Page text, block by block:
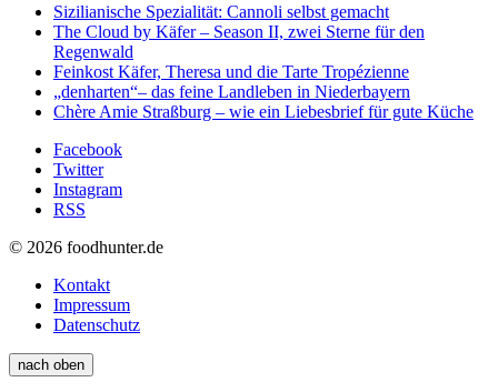
Sizilianische Spezialität: Cannoli selbst gemacht
The Cloud by Käfer – Season II, zwei Sterne für den
Regenwald
Feinkost Käfer, Theresa und die Tarte Tropézienne
„denharten“– das feine Landleben in Niederbayern
Chère Amie Straßburg – wie ein Liebesbrief für gute Küche
Facebook
Twitter
Instagram
RSS
© 2026 foodhunter.de
Kontakt
Impressum
Datenschutz
nach oben